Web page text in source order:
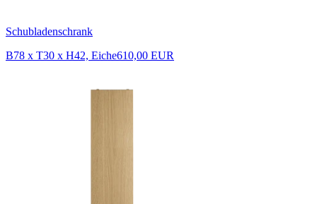
Schubladenschrank
B78 x T30 x H42, Eiche610,00 EUR